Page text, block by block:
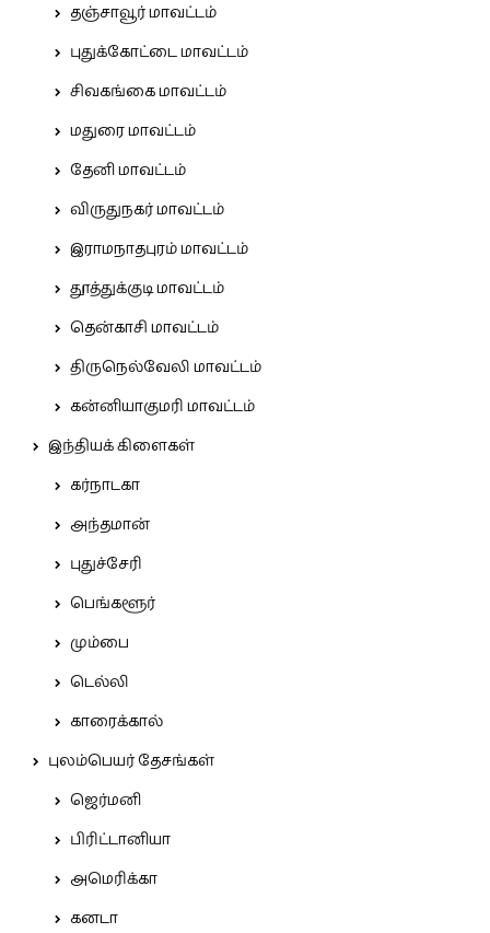
தஞ்சாவூர் மாவட்டம்
புதுக்கோட்டை மாவட்டம்
சிவகங்கை மாவட்டம்
மதுரை மாவட்டம்
தேனி மாவட்டம்
விருதுநகர் மாவட்டம்
இராமநாதபுரம் மாவட்டம்
தூத்துக்குடி மாவட்டம்
தென்காசி மாவட்டம்
திருநெல்வேலி மாவட்டம்
கன்னியாகுமரி மாவட்டம்
இந்தியக் கிளைகள்
கர்நாடகா
அந்தமான்
புதுச்சேரி
பெங்களூர்
மும்பை
டெல்லி
காரைக்கால்
புலம்பெயர் தேசங்கள்
ஜெர்மனி
பிரிட்டானியா
அமெரிக்கா
கனடா